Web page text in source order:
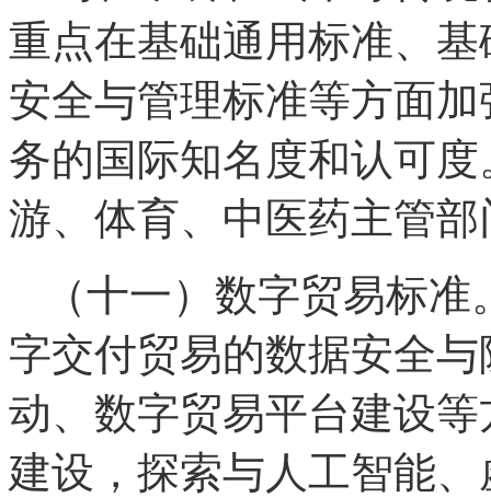
重点在基础通用标准、
安全与管理标准等方面
务的国际知名度和认可
游、体育、中医药主管
（十一）数字贸易标
字交付贸易的数据安全
动、数字贸易平台建设
建设，探索与人工智能